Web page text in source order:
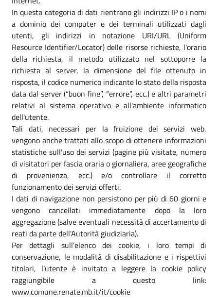
In questa categoria di dati rientrano gli indirizzi IP o i nomi
a dominio dei computer e dei terminali utilizzati dagli
utenti, gli indirizzi in notazione URI/URL (Uniform
Resource Identifier/Locator) delle risorse richieste, l'orario
della richiesta, il metodo utilizzato nel sottoporre la
richiesta al server, la dimensione del file ottenuto in
risposta, il codice numerico indicante lo stato della risposta
data dal server (“buon fine”, “errore”, ecc.) e altri parametri
relativi al sistema operativo e all'ambiente informatico
dell'utente.
Tali dati, necessari per la fruizione dei servizi web,
vengono anche trattati allo scopo di ottenere informazioni
statistiche sull'uso dei servizi (pagine più visitate, numero
di visitatori per fascia oraria o giornaliera, aree geografiche
di provenienza, ecc.) e/o controllare il corretto
funzionamento dei servizi offerti.
I dati di navigazione non persistono per più di 60 giorni e
vengono cancellati immediatamente dopo la loro
aggregazione (salve eventuali necessità di accertamento di
reati da parte dell'Autorità giudiziaria).
Per dettagli sull’elenco dei cookie, i loro tempi di
conservazione, le modalità di disabilitazione e i rispettivi
titolari, l’utente è invitato a leggere la cookie policy
raggiungibile a questo link:
www.comune.renate.mb.it/it/cookie